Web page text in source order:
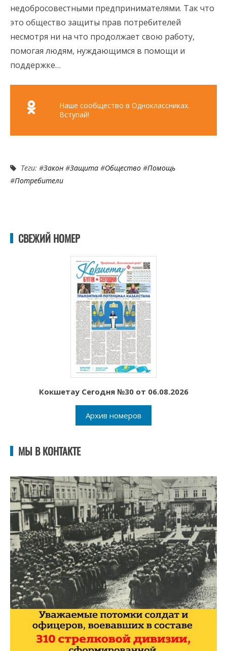
недобросовестными предпринимателями. Так что
это общество защиты прав потребителей
несмотря ни на что продолжает свою работу,
помогая людям, нуждающимся в помощи и
поддержке…
Наше сообщество в Одноклассниках.
Вступай!
Теги: #Закон #Защита #Общество #Помощь
#Потребители
СВЕЖИЙ НОМЕР
Кокшетау Сегодня №30 от 06.08.2026
Архив номеров
МЫ В КОНТАКТЕ